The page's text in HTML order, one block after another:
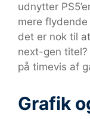
udnytter
mere flydende
det er nok til
next-gen
på timevis af
Grafik